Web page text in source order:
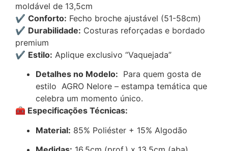
moldável de 13,5cm
✔ Conforto: Fecho broche ajustável (51-58cm)
✔ Durabilidade: Costuras reforçadas e bordado
premium
✔ Estilo: Aplique exclusivo “Vaquejada”
Detalhes no Modelo: Para quem gosta de
estilo AGRO Nelore – estampa temática que
celebra um momento único.
🧰 Especificações Técnicas:
Material: 85% Poliéster + 15% Algodão